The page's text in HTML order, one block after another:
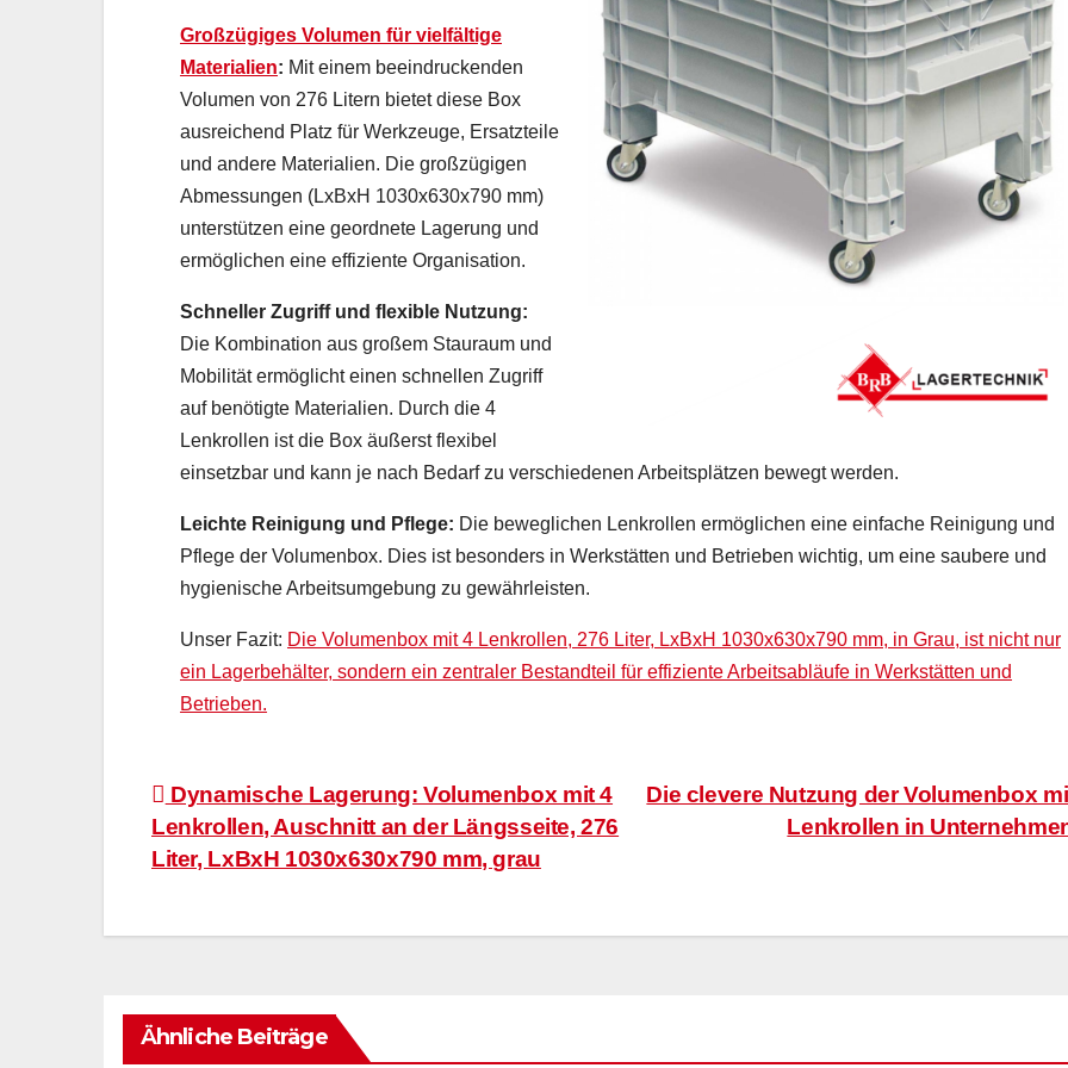
Großzügiges Volumen für vielfältige
Materialien: Mit einem beeindruckenden
Volumen von 276 Litern bietet diese Box
ausreichend Platz für Werkzeuge, Ersatzteile
und andere Materialien. Die großzügigen
Abmessungen (LxBxH 1030x630x790 mm)
unterstützen eine geordnete Lagerung und
ermöglichen eine effiziente Organisation.
Schneller Zugriff und flexible Nutzung:
Die Kombination aus großem Stauraum und
Mobilität ermöglicht einen schnellen Zugriff
auf benötigte Materialien. Durch die 4
Lenkrollen ist die Box äußerst flexibel
einsetzbar und kann je nach Bedarf zu verschiedenen Arbeitsplätzen bewegt werden.
Leichte Reinigung und Pflege: Die beweglichen Lenkrollen ermöglichen eine einfache Reinigung und
Pflege der Volumenbox. Dies ist besonders in Werkstätten und Betrieben wichtig, um eine saubere und
hygienische Arbeitsumgebung zu gewährleisten.
Unser Fazit: Die Volumenbox mit 4 Lenkrollen, 276 Liter, LxBxH 1030x630x790 mm, in Grau, ist nicht nur
ein Lagerbehälter, sondern ein zentraler Bestandteil für effiziente Arbeitsabläufe in Werkstätten und
Betrieben.
Beitragsnavigation
Die clevere Nutzung der Volumenbox
Lenkrollen in
Dynamische Lagerung: Volumenbox mit 4
Lenkrollen, Auschnitt an der Längsseite, 276
Liter, LxBxH 1030x630x790 mm, grau
Ähnliche Beiträge